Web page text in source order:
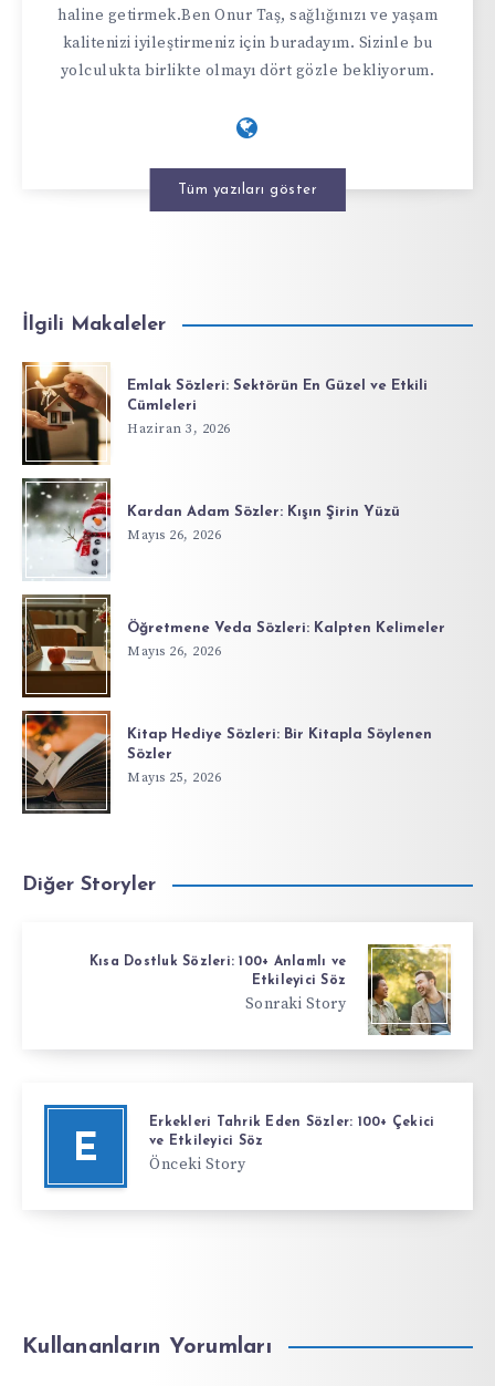
haline getirmek.Ben Onur Taş, sağlığınızı ve yaşam
kalitenizi iyileştirmeniz için buradayım. Sizinle bu
yolculukta birlikte olmayı dört gözle bekliyorum.
Tüm yazıları göster
İlgili Makaleler
Emlak Sözleri: Sektörün En Güzel ve Etkili
Cümleleri
Haziran 3, 2026
Kardan Adam Sözler: Kışın Şirin Yüzü
Mayıs 26, 2026
Öğretmene Veda Sözleri: Kalpten Kelimeler
Mayıs 26, 2026
Kitap Hediye Sözleri: Bir Kitapla Söylenen
Sözler
Mayıs 25, 2026
Diğer Storyler
Kısa Dostluk Sözleri: 100+ Anlamlı ve
Etkileyici Söz
Sonraki Story
E
Erkekleri Tahrik Eden Sözler: 100+ Çekici
ve Etkileyici Söz
Önceki Story
Kullananların Yorumları